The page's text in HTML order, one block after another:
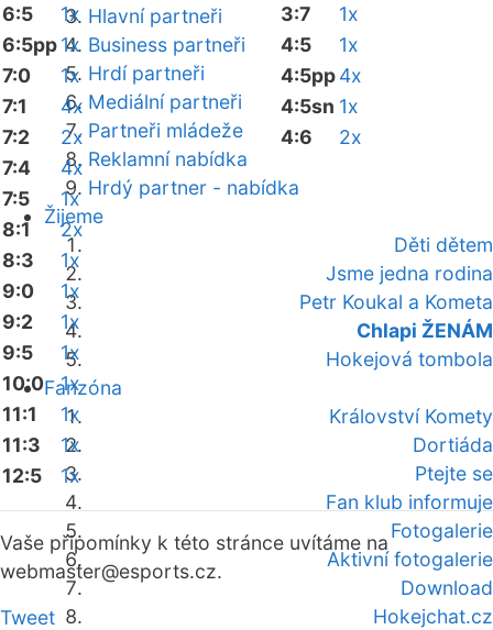
Hlavní partneři
Business partneři
Hrdí partneři
Mediální partneři
Partneři mládeže
Reklamní nabídka
Hrdý partner - nabídka
Žijeme
Děti dětem
Jsme jedna rodina
Petr Koukal a Kometa
Chlapi ŽENÁM
Hokejová tombola
Fanzóna
Království Komety
Dortiáda
Ptejte se
Fan klub informuje
Fotogalerie
Aktivní fotogalerie
Download
Hokejchat.cz
6:5
1x
6:5pp1x
7:0
1x
7:1
4x
7:2
2x
7:4
4x
7:5
1x
8:1
2x
8:3
1x
9:0
1x
9:2
1x
9:5
1x
10:0
1x
11:1
1x
11:3
1x
12:5
1x
3:7
1x
4:5
1x
4:5pp4x
4:5sn 1x
4:6
2x
Vaše připomínky k této stránce uvítáme na
webmaster@esports.cz.
Tweet